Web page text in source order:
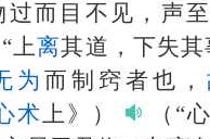
过而目不见，声
上离其道，下失其
为 而制窍者也，
术 上》） （“